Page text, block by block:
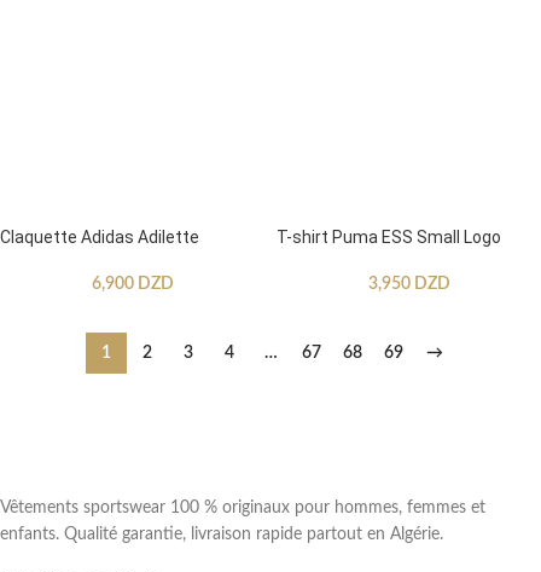
Claquette Adidas Adilette
6,900 DZD
T-shirt Puma ESS Small Logo
3,950 DZD
1 2 3 4 … 67 68 69 →
Vêtements sportswear 100 % originaux pour hommes, femmes et
enfants. Qualité garantie, livraison rapide partout en Algérie.